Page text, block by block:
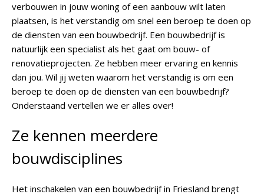
verbouwen in jouw woning of een aanbouw wilt laten
plaatsen, is het verstandig om snel een beroep te doen op
de diensten van een bouwbedrijf. Een bouwbedrijf is
natuurlijk een specialist als het gaat om bouw- of
renovatieprojecten. Ze hebben meer ervaring en kennis
dan jou. Wil jij weten waarom het verstandig is om een
beroep te doen op de diensten van een bouwbedrijf?
Onderstaand vertellen we er alles over!
Ze kennen meerdere
bouwdisciplines
Het inschakelen van een bouwbedrijf in Friesland brengt